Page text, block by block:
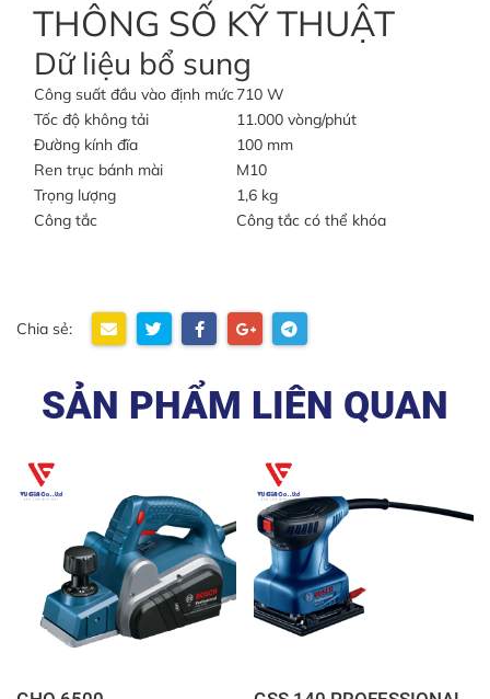
THÔNG SỐ KỸ THUẬT
Dữ liệu bổ sung
Công suất đầu vào định mức710 W
Tốc độ không tải
11.000 vòng/phút
Đường kính đĩa
100 mm
Ren trục bánh mài
M10
Trọng lượng
1,6 kg
Công tắc
Công tắc có thể khóa
Chia sẻ:
SẢN PHẨM LIÊN QUAN